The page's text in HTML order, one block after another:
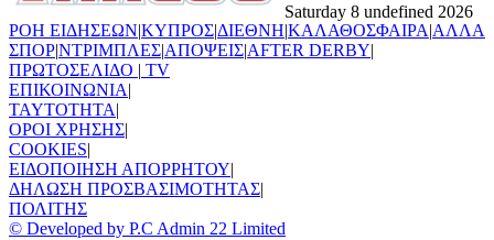
Saturday 8 undefined 2026
ΡΟΗ ΕΙΔΗΣΕΩΝ|ΚΥΠΡΟΣ|ΔΙΕΘΝΗ|ΚΑΛΑΘΟΣΦΑΙΡΑ|ΑΛΛΑ
ΣΠΟΡ|ΝΤΡΙΜΠΛΕΣ|ΑΠΟΨΕΙΣ|AFTER DERBY|
ΠΡΩΤΟΣΕΛΙΔΟ | TV
ΕΠΙΚΟΙΝΩΝΙΑ|
TAYTOTHTA|
ΟΡΟΙ ΧΡΗΣΗΣ|
COOKIES|
ΕΙΔΟΠΟΙΗΣΗ ΑΠΟΡΡΗΤΟΥ|
ΔΗΛΩΣΗ ΠΡΟΣΒΑΣΙΜΟΤΗΤΑΣ|
ΠΟΛΙΤΗΣ
© Developed by P.C Admin 22 Limited